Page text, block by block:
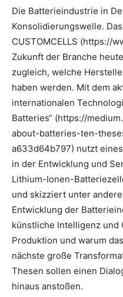
Die Batterieindustrie in
Konsolidierungswelle.
CUSTOMCELLS (https://
Zukunft der Branche
zugleich, welche
haben werden. Mit dem
internationalen
Batteries“ (https://
about-batteries-ten-
a633d64b797) nutzt
in der Entwicklung und
Lithium-Ionen-
und skizziert unter
Entwicklung der
künstliche Intelligenz und
Produktion und warum
nächste große
Thesen sollen einen
hinaus anstoßen.